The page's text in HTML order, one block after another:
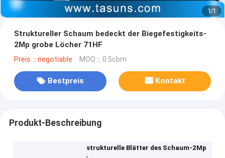
1/1
Struktureller Schaum bedeckt der Biegefestigkeits-
2Mp grobe Löcher 71HF
Preis：negotiable MOQ：0.5cbm
Bestpreis Kontakt
Produkt-Beschreibung
strukturelle Blätter des Schaum-2Mp
,